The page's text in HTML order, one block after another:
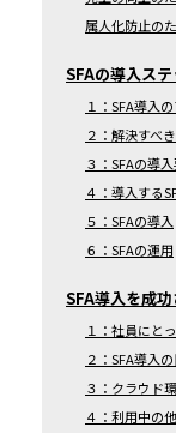
属人化防止の
SFAの導入ス
１：SFA導入
２：解決すべ
３：SFAの導
４：導入する
５：SFAの導入
６：SFAの運用
SFA導入を成
１：社員にと
２：SFA導入
３：クラウド
４：利用中の